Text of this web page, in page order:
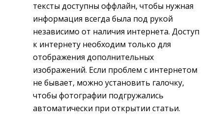
тексты доступны оффлайн, чтобы нужная
информация всегда была под рукой
независимо от наличия интернета. Доступ
к интернету необходим только для
отображения дополнительных
изображений. Если проблем с интернетом
не бывает, можно установить галочку,
чтобы фотографии подгружались
автоматически при открытии статьи.